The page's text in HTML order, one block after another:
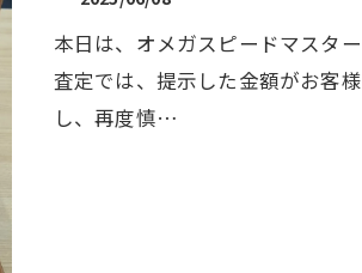
本日は、オメガスピードマスタ
査定では、提示した金額がお客
し、再度慎…